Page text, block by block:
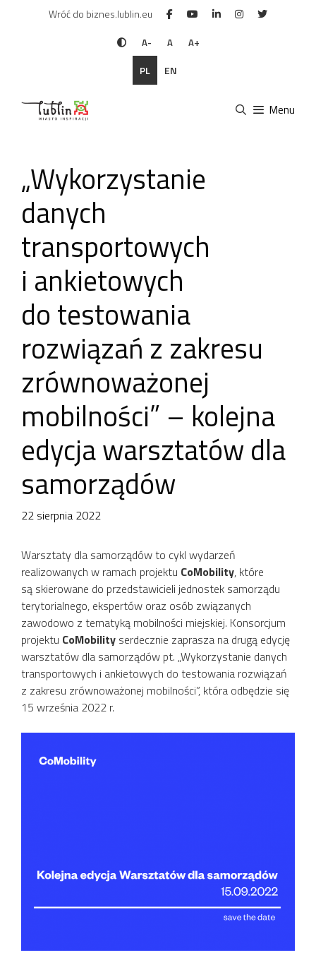
Wróć do biznes.lublin.eu
A- A A+
PL EN
Menu
„Wykorzystanie
danych
transportowych
i ankietowych
do testowania
rozwiązań z zakresu
zrównoważonej
mobilności” – kolejna
edycja warsztatów dla
samorządów
22 sierpnia 2022
Warsztaty dla samorządów to cykl wydarzeń
realizowanych w ramach projektu CoMobility, które
są skierowane do przedstawicieli jednostek samorządu
terytorialnego, ekspertów oraz osób związanych
zawodowo z tematyką mobilności miejskiej. Konsorcjum
projektu CoMobility serdecznie zaprasza na drugą edycję
warsztatów dla samorządów pt. „Wykorzystanie danych
transportowych i ankietowych do testowania rozwiązań
z zakresu zrównoważonej mobilności”, która odbędzie się
15 września 2022 r.